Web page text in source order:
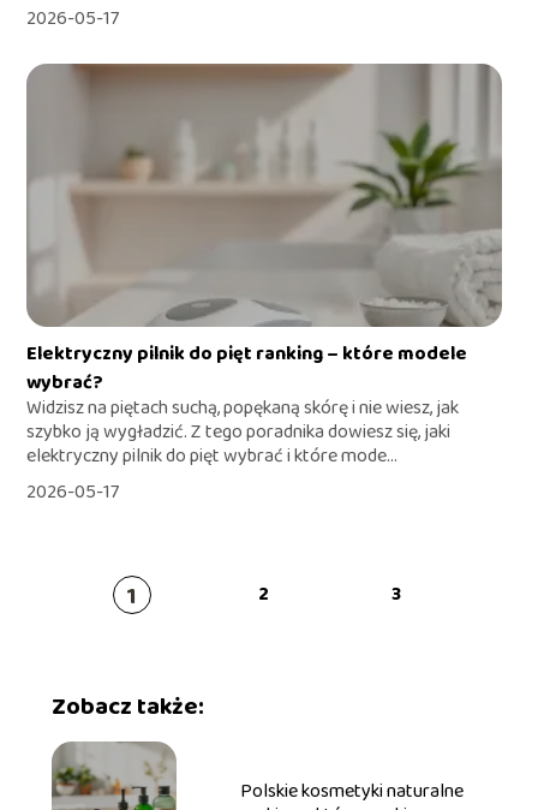
2026-05-17
Elektryczny pilnik do pięt ranking – które modele
wybrać?
Widzisz na piętach suchą, popękaną skórę i nie wiesz, jak
szybko ją wygładzić. Z tego poradnika dowiesz się, jaki
elektryczny pilnik do pięt wybrać i które mode...
2026-05-17
1 2 3
Zobacz także:
Polskie kosmetyki naturalne